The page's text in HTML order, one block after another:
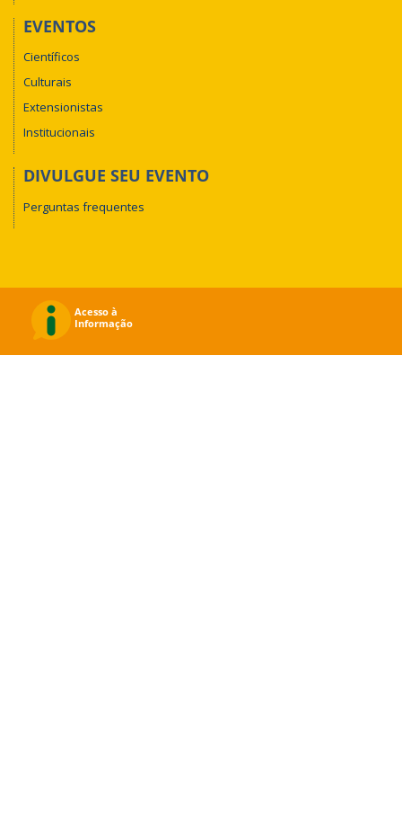
EVENTOS
Científicos
Culturais
Extensionistas
Institucionais
DIVULGUE SEU EVENTO
Perguntas frequentes